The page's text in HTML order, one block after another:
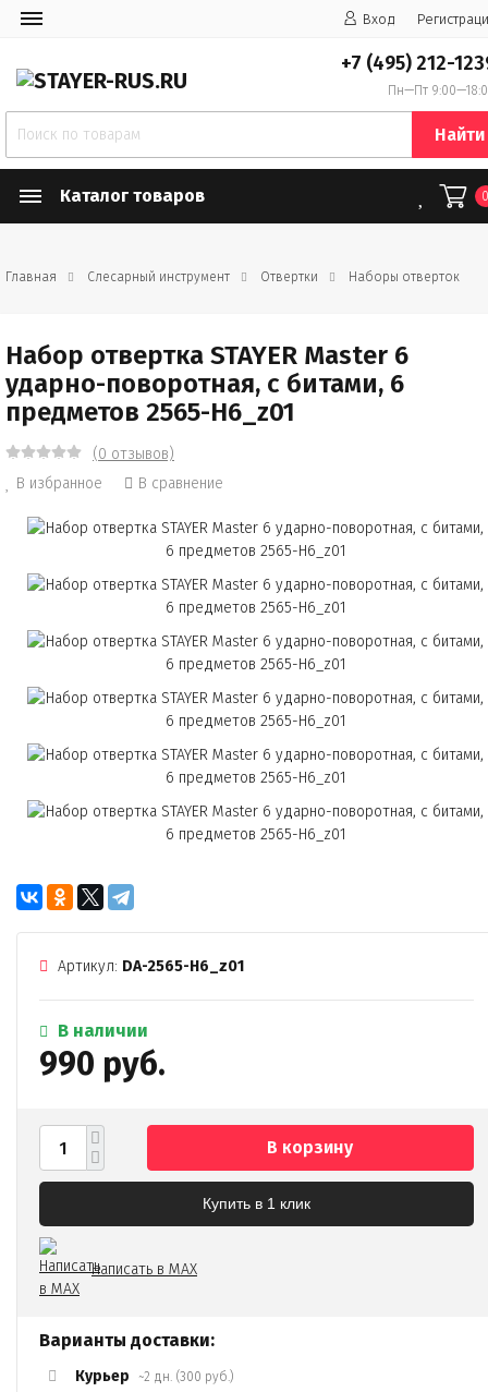
Вход
+7 (495) 212-
Пн—Пт
Найти
Каталог товаров
Главная Слесарный инструмент Отвертки Наборы отверток
Набор отвертка STAYER Master 6
ударно-поворотная, с битами, 6
предметов 2565-H6_z01
(0 отзывов)
В избранное
В сравнение
Артикул: DA-2565-H6_z01
В наличии
990 руб.
В корзину
Купить в 1 клик
Написать в MAX
Варианты доставки:
Курьер ~2 дн. (300 руб.)